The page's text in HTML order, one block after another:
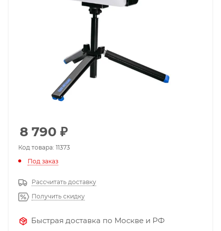
8 790 ₽
Код товара: 11373
Под заказ
Рассчитать доставку
Получить скидку
Быстрая доставка по Москве и РФ